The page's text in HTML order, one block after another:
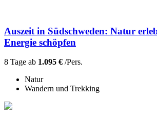
Auszeit in Südschweden: Natur
Energie schöpfen
8 Tage ab 1.095 € /Pers.
Natur
Wandern und Trekking